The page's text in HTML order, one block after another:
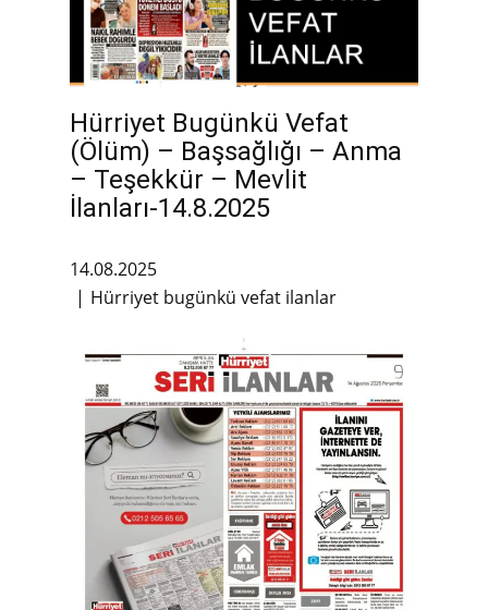
Hürriyet Bugünkü Vefat
(Ölüm) – Başsağlığı – Anma
– Teşekkür – Mevlit
İlanları-14.8.2025
14.08.2025
Hürriyet bugünkü vefat ilanlar